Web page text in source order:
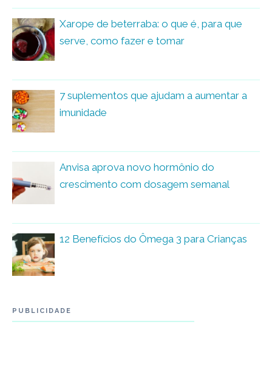
Xarope de beterraba: o que é, para que
serve, como fazer e tomar
7 suplementos que ajudam a aumentar a
imunidade
Anvisa aprova novo hormônio do
crescimento com dosagem semanal
12 Benefícios do Ômega 3 para Crianças
PUBLICIDADE